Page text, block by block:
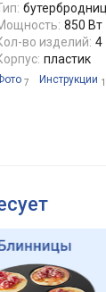
850 Вт
во изделий: 4
пластик
7 Инструкции 1